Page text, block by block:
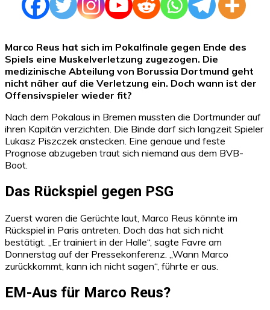
Marco Reus hat sich im Pokalfinale gegen Ende des
Spiels eine Muskelverletzung zugezogen. Die
medizinische Abteilung von Borussia Dortmund geht
nicht näher auf die Verletzung ein. Doch wann ist der
Offensivspieler wieder fit?
Nach dem Pokalaus in Bremen mussten die Dortmunder auf
ihren Kapitän verzichten. Die Binde darf sich langzeit Spieler
Lukasz Piszczek anstecken. Eine genaue und feste
Prognose abzugeben traut sich niemand aus dem BVB-
Boot.
Das Rückspiel gegen PSG
Zuerst waren die Gerüchte laut, Marco Reus könnte im
Rückspiel in Paris antreten. Doch das hat sich nicht
bestätigt. „Er trainiert in der Halle“, sagte Favre am
Donnerstag auf der Pressekonferenz. „Wann Marco
zurückkommt, kann ich nicht sagen“, führte er aus.
EM-Aus für Marco Reus?